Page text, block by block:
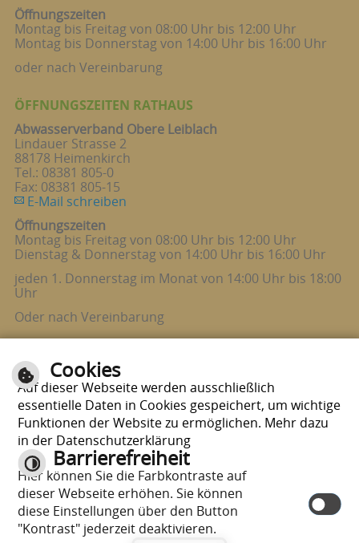
Öffnungszeiten
Montag bis Freitag von 08:00 Uhr bis 12:00 Uhr
Montag bis Donnerstag von 14:00 Uhr bis 16:00 Uhr
oder nach Vereinbarung
ÖFFNUNGSZEITEN RATHAUS
Abwasserverband Obere Leiblach
Lindauer Strasse 2
88178 Heimenkirch
Tel.: 08381 805-0
Fax: 08381 805-15
E-Mail schreiben
Öffnungszeiten
Montag bis Freitag von 08:00 Uhr bis 12:00 Uhr
Dienstag & Donnerstag von 14:00 Uhr bis 16:00 Uhr
jeden 1. Donnerstag im Monat von 14:00 Uhr bis 18:00
Uhr
Oder nach Vereinbarung
Seite drucken
E-Mail schreiben| Sitemap|Impressum |Datenschutzerklärung
Datenschutzhinweise
Cookies
Auf dieser Webseite werden ausschließlich
essentielle Daten in Cookies gespeichert, um wichtige
Funktionen der Website zu ermöglichen. Mehr dazu
in der Datenschutzerklärung
Barrierefreiheit
Hier können Sie die Farbkontraste auf
dieser Webseite erhöhen. Sie können
diese Einstellungen über den Button
"Kontrast" jederzeit deaktivieren.